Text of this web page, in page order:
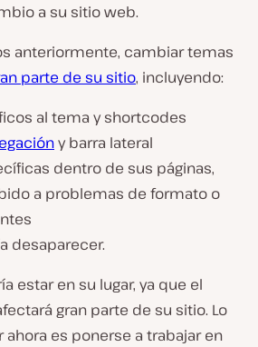
a su sitio web.
anteriormente, cambiar temas
parte de su sitio, incluyendo:
al tema y shortcodes
y barra lateral
dentro de sus páginas,
a problemas de formato o
desaparecer.
estar en su lugar, ya que el
gran parte de su sitio. Lo
es ponerse a trabajar en